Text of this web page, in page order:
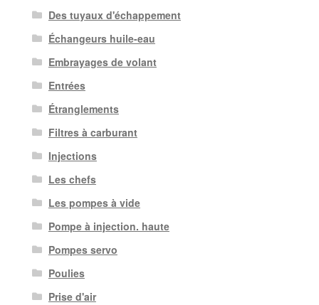
Des tuyaux d'échappement
Échangeurs huile-eau
Embrayages de volant
Entrées
Étranglements
Filtres à carburant
Injections
Les chefs
Les pompes à vide
Pompe à injection. haute
Pompes servo
Poulies
Prise d'air